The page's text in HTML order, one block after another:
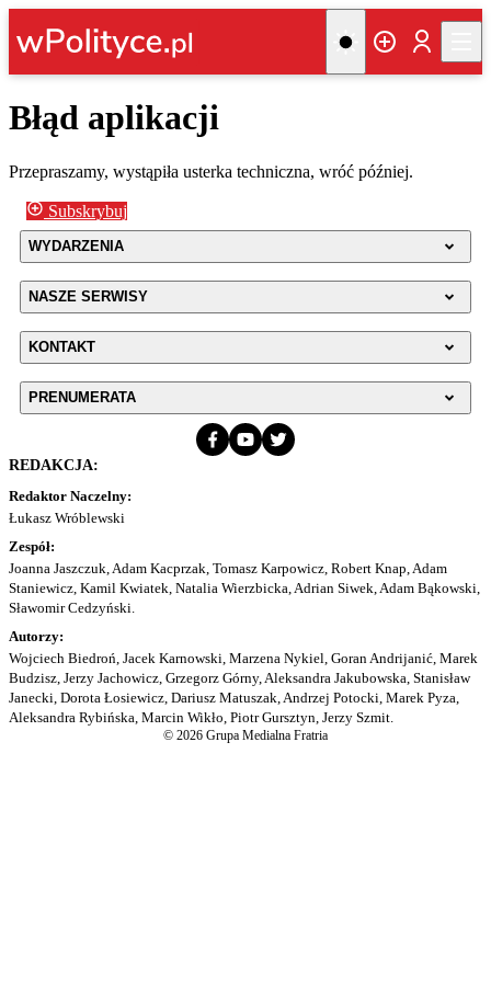
Błąd aplikacji
Przepraszamy, wystąpiła usterka techniczna, wróć później.
Subskrybuj
WYDARZENIA
NASZE SERWISY
KONTAKT
PRENUMERATA
REDAKCJA:
Redaktor Naczelny:
Łukasz Wróblewski
Zespół:
Joanna Jaszczuk, Adam Kacprzak, Tomasz Karpowicz, Robert Knap, Adam
Staniewicz, Kamil Kwiatek, Natalia Wierzbicka, Adrian Siwek, Adam Bąkowski,
Sławomir Cedzyński.
Autorzy:
Wojciech Biedroń, Jacek Karnowski, Marzena Nykiel, Goran Andrijanić, Marek
Budzisz, Jerzy Jachowicz, Grzegorz Górny, Aleksandra Jakubowska, Stanisław
Janecki, Dorota Łosiewicz, Dariusz Matuszak, Andrzej Potocki, Marek Pyza,
Aleksandra Rybińska, Marcin Wikło, Piotr Gursztyn, Jerzy Szmit.
© 2026 Grupa Medialna Fratria